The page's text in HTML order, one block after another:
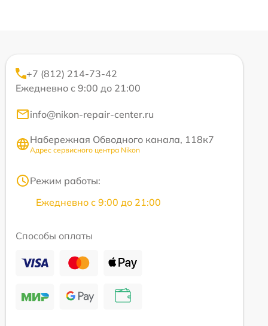
+7 (812) 214-73-42
Ежедневно с 9:00 до 21:00
info@nikon-repair-center.ru
Набережная Обводного канала, 118к7
Адрес сервисного центра Nikon
Режим работы:
Ежедневно с 9:00 до 21:00
Способы оплаты